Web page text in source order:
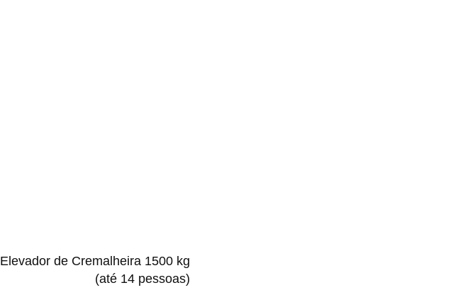
Elevador de Cremalheira 1500 kg
(até 14 pessoas)